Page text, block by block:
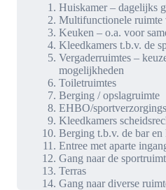
Huiskamer – dagelijks
Multifunctionele ruimte
Keuken – o.a. voor
Kleedkamers t.b.v. de
Vergaderruimtes –
mogelijkheden
Toiletruimtes
Berging / opslagruimte
EHBO/
Kleedkamers
Berging t.b.v. de bar en
Entree met aparte
Gang naar de
Terras
Gang naar diverse